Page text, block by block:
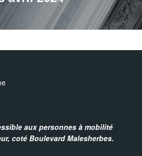
aux personnes à mobilité
coté Boulevard Malesherbes.